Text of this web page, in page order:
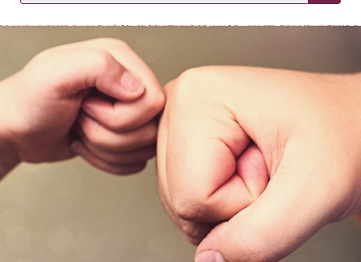
KIRJAUDU SISÄÄN
Etkö ole vielä asiakkaamme?
Luo asiakastili tästä!